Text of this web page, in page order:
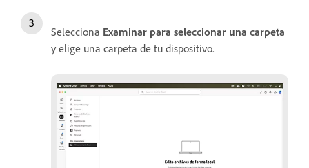
Selecciona Examinar para seleccionar una carpeta
y elige una carpeta de tu dispositivo.